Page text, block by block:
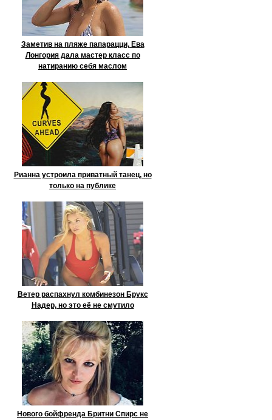
Заметив на пляже папарацци, Ева
Лонгория дала мастер класс по
натиранию себя маслом
Рианна устроила приватный танец, но
только на публике
Ветер распахнул комбинезон Брукс
Надер, но это её не смутило
Нового бойфренда Бритни Спирс не